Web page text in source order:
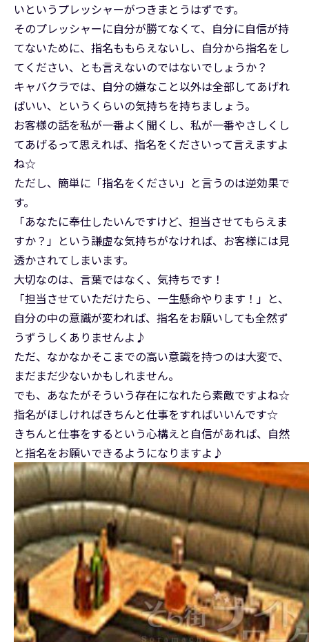
いというプレッシャーがつきまとうはずです。
そのプレッシャーに自分が勝てなくて、自分に自信が持
てないために、指名ももらえないし、自分から指名をし
てください、とも言えないのではないでしょうか？
キャバクラでは、自分の嫌なこと以外は全部してあげれ
ばいい、というくらいの気持ちを持ちましょう。
お客様の話を私が一番よく聞くし、私が一番やさしくし
てあげるって思えれば、指名をくださいって言えますよ
ね☆
ただし、簡単に「指名をください」と言うのは逆効果で
す。
「あなたに奉仕したいんですけど、担当させてもらえま
すか？」という謙虚な気持ちがなければ、お客様には見
透かされてしまいます。
大切なのは、言葉ではなく、気持ちです！
「担当させていただけたら、一生懸命やります！」と、
自分の中の意識が変われば、指名をお願いしても全然ず
うずうしくありませんよ♪
ただ、なかなかそこまでの高い意識を持つのは大変で、
まだまだ少ないかもしれません。
でも、あなたがそういう存在になれたら素敵ですよね☆
指名がほしければきちんと仕事をすればいいんです☆
きちんと仕事をするという心構えと自信があれば、自然
と指名をお願いできるようになりますよ♪